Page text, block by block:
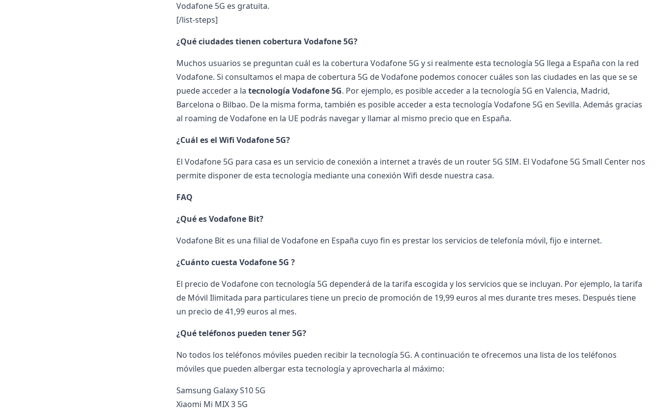
Vodafone 5G es gratuita.
[/list-steps]
¿Qué ciudades tienen cobertura Vodafone 5G?
Muchos usuarios se preguntan cuál es la cobertura Vodafone5G y si realmente esta tecnología 5G llega a España con la red
Vodafone. Si consultamos el mapa de cobertura 5G de Vodafone podemos conocer cuáles son las ciudades en las que se se
puede acceder a la tecnología Vodafone 5G. Por ejemplo, es posible acceder a la tecnología 5G en Valencia, Madrid,
Barcelona o Bilbao. De la misma forma, también es posible acceder a esta tecnología Vodafone 5G en Sevilla. Además gracias
al roaming de Vodafone en la UE podrás navegar y llamar al mismo precio que en España.
¿Cuál es el Wifi Vodafone 5G?
El Vodafone 5G para casa es un servicio de conexión a internet a través de un router 5G SIM. El Vodafone 5G Small Center nos
permite disponer de esta tecnología mediante una conexión Wifi desde nuestra casa.
FAQ
¿Qué es Vodafone Bit?
Vodafone Bit es una filial de Vodafone en España cuyo fin es prestar los servicios de telefonía móvil, fijo e internet.​
¿Cuánto cuesta Vodafone 5G ?
El precio de Vodafone con tecnología 5G dependerá de la tarifa escogida y los servicios que se incluyan. Por ejemplo, la tarifa
de Móvil Ilimitada para particulares tiene un precio de promoción de 19,99 euros al mes durante tres meses. Después tiene
un precio de 41,99 euros al mes.
¿Qué teléfonos pueden tener 5G?
No todos los teléfonos móviles pueden recibir la tecnología 5G. A continuación te ofrecemos una lista de los teléfonos
móviles que pueden albergar esta tecnología y aprovecharla al máximo:
Samsung Galaxy S10 5G
Xiaomi Mi MIX 3 5G